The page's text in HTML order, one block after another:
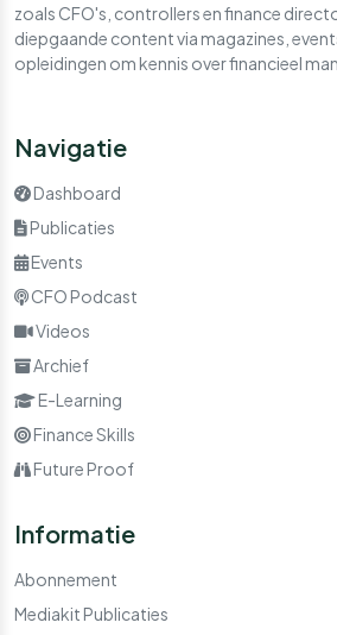
zoals CFO's, controllers en finance
diepgaande content via magazines,
opleidingen om kennis over financieel
Navigatie
Dashboard
Publicaties
Events
CFO Podcast
Videos
Archief
E-Learning
Finance Skills
Future Proof
Informatie
Abonnement
Mediakit Publicaties